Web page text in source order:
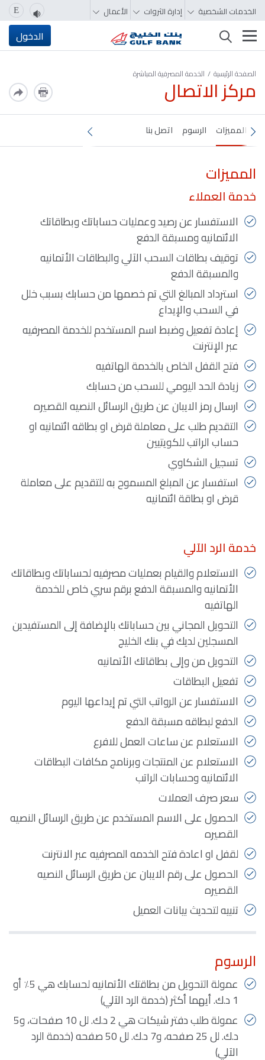
الخدمات الشخصية إدارة الثروات الأعمال E
تغيير التصفّح الدخول
الصفحة الرئيسية الخدمة المصرفية المباشرة
مركز الاتصال
المميزات الرسوم اتصل بنا
المميزات
خدمة العملاء
الاستفسار عن رصيد وعمليات حساباتك وبطاقاتك
الائتمانيه ومسبقة الدفع
توقيف بطاقات السحب الآلي والبطاقات الأتمانيه
والمسبقة الدفع
استرداد المبالغ التي تم خصمها من حسابك بسبب خلل
في السحب والإيداع
إعادة تفعيل وضبط اسم المستخدم للخدمة المصرفيه
عبر الإنترنت
فتح القفل الخاص بالخدمة الهاتفيه
زيادة الحد اليومي للسحب من حسابك
ارسال رمز الايبان عن طريق الرسائل النصيه القصيره
التقديم طلب على معاملة قرض او بطاقه ائتمانيه او
حساب الراتب للكويتيين
تسجيل الشكاوي
استفسار عن المبلغ المسموح به للتقديم على معاملة
قرض او بطاقة ائتمانيه
خدمة الرد الآلي
الاستعلام والقيام بعمليات مصرفيه لحساباتك وبطاقاتك
الأتمانيه والمسبقة الدفع برقم سري خاص للخدمة
الهاتفيه
التحويل المجاني بين حساباتك بالإضافة إلى المستفيدين
المسجلين لديك في بنك الخليج
التحويل من وإلى بطاقاتك الأتمانيه
تفعيل البطاقات
الاستفسار عن الرواتب التي تم إيداعها اليوم
الدفع لبطاقه مسبقة الدفع
الاستعلام عن ساعات العمل للافرع
الاستعلام عن المنتجات وبرنامج مكافات البطاقات
الائتمانيه وحسابات الراتب
سعر صرف العملات
الحصول على الاسم المستخدم عن طريق الرسائل النصيه
القصيره
لقفل او اعادة فتح الخدمه المصرفيه عبر الانترنت
الحصول على رقم الايبان عن طريق الرسائل النصيه
القصيره
تنبيه لتحديث بيانات العميل
الرسوم
عمولة التحويل من بطاقتك الأتمانيه لحسابك هي 5٪ أو
1 د.ك. أيهما أكثر (خدمة الرد الآلي)
عمولة طلب دفتر شيكات هي 2 د.ك. لل 10 صفحات، و5
د.ك. لل 25 صفحه، و7 د.ك. لل 50 صفحه (خدمة الرد
الآلي)